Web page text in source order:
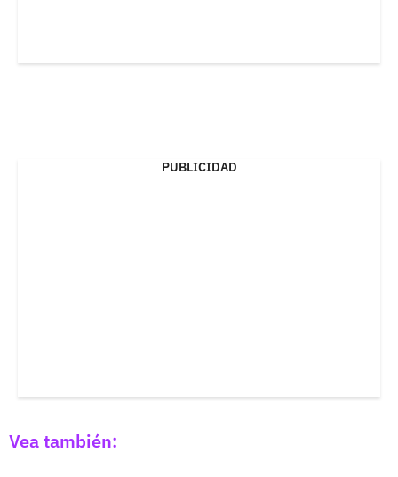
PUBLICIDAD
Vea también: